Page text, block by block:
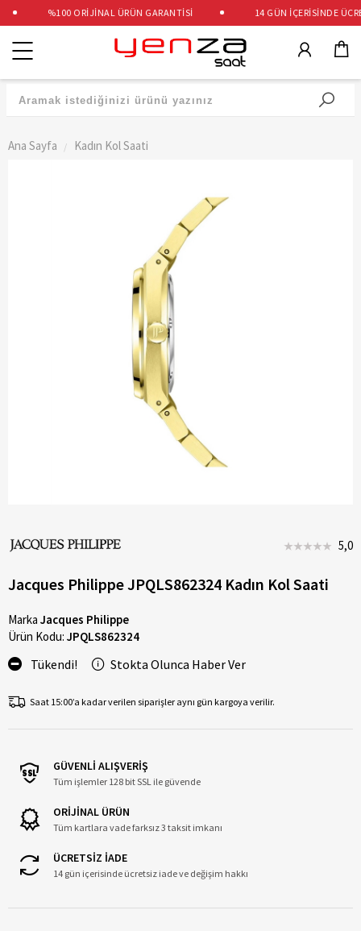
%100 ORİJİNAL ÜRÜN GARANTİSİ 14 GÜN İÇERİSİNDE
Kategoriler
Ana Sayfa Kadın Kol Saati
5,0
Jacques Philippe JPQLS862324 Kadın Kol Saati
Marka Jacques Philippe
Ürün Kodu: JPQLS862324
Tükendi! Stokta Olunca Haber Ver
Saat 15:00’a kadar verilen siparişler aynı gün kargoya verilir.
GÜVENLİ ALIŞVERİŞ
Tüm işlemler 128 bit SSL ile güvende
ORİJİNAL ÜRÜN
Tüm kartlara vade farksız 3 taksit imkanı
ÜCRETSİZ İADE
14 gün içerisinde ücretsiz iade ve değişim hakkı